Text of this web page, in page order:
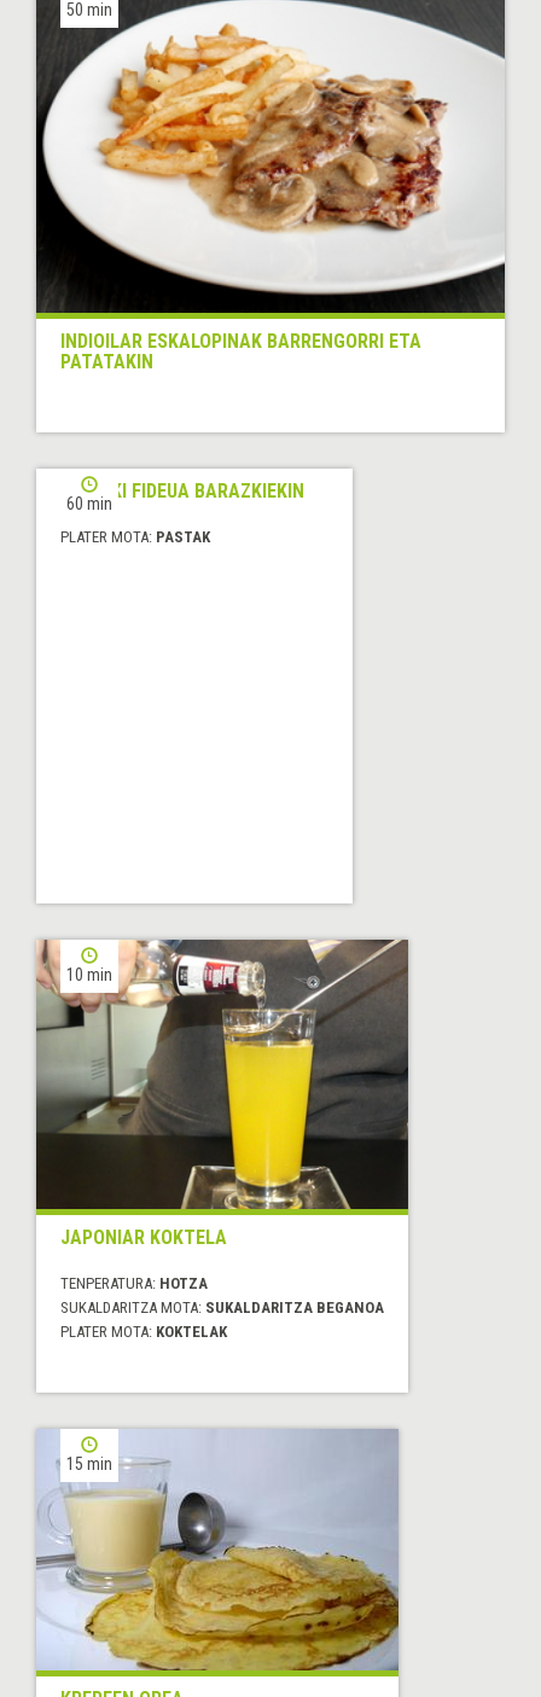
50 min
INDIOILAR ESKALOPINAK BARRENGORRI ETA
PATATAKIN
60 min
ITXASKI FIDEUA BARAZKIEKIN
PLATER MOTA: PASTAK
10 min
JAPONIAR KOKTELA
TENPERATURA: HOTZA
SUKALDARITZA MOTA: SUKALDARITZA BEGANOA
PLATER MOTA: KOKTELAK
15 min